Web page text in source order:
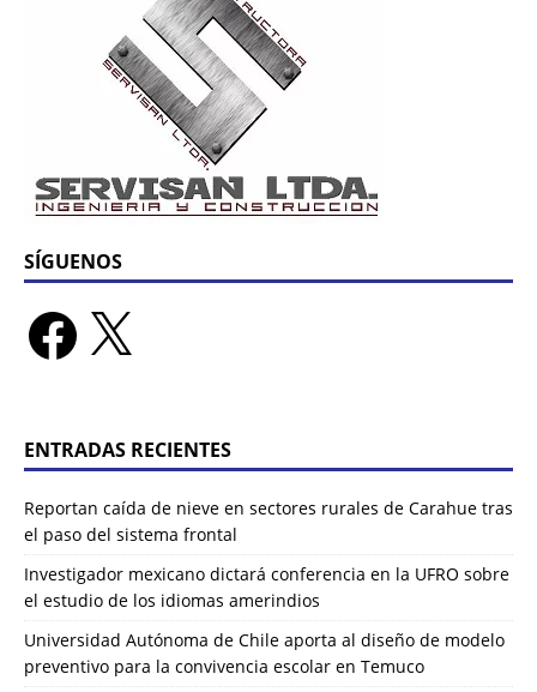
SÍGUENOS
ENTRADAS RECIENTES
Reportan caída de nieve en sectores rurales de Carahue tras
el paso del sistema frontal
Investigador mexicano dictará conferencia en la UFRO sobre
el estudio de los idiomas amerindios
Universidad Autónoma de Chile aporta al diseño de modelo
preventivo para la convivencia escolar en Temuco